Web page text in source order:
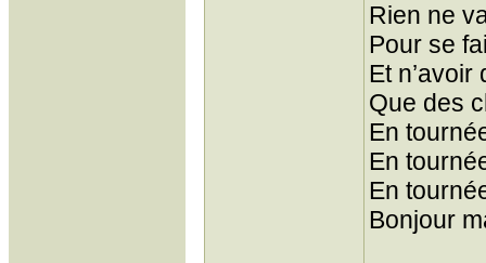
Rien ne
Pour se
Et
Que des
En
En
En
Bonjour